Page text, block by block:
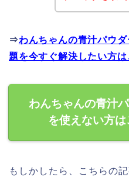
⇒わんちゃんの青汁パウ
題を今すぐ解決したい方は
わんちゃんの青汁
を使えない方
もしかしたら、こちらの